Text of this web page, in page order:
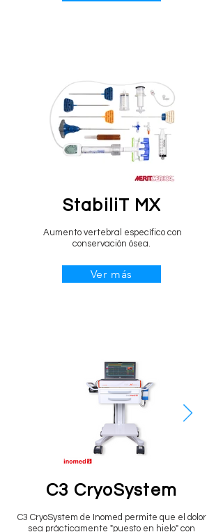
StabiliT MX
Aumento vertebral específico con
conservación ósea.
Ver más
C3 CryoSystem
C3 CryoSystem de Inomed permite que el dolor
sea prácticamente "puesto en hielo" con